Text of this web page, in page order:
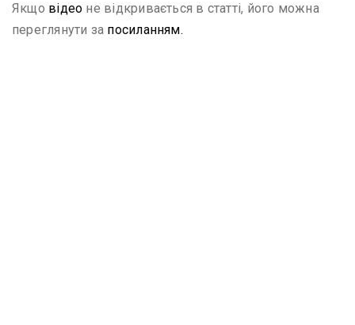
Якщо відео не відкривається в статті, його можна
переглянути за посиланням.